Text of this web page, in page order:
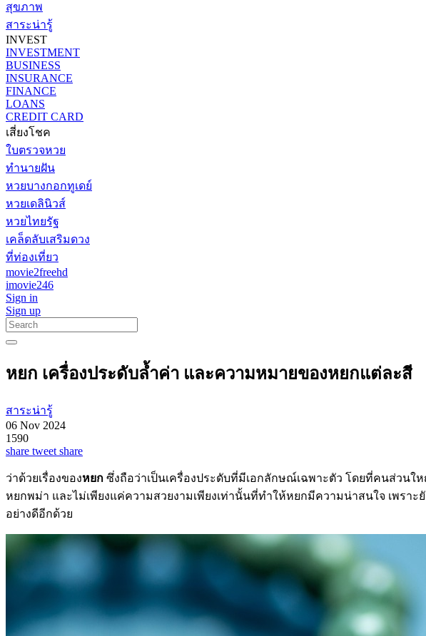
สุขภาพ
สาระน่ารู้
INVEST
INVESTMENT
BUSINESS
INSURANCE
FINANCE
LOANS
CREDIT CARD
เสี่ยงโชค
ใบตรวจหวย
ทำนายฝัน
หวยบางกอกทูเดย์
หวยเดลินิวส์
หวยไทยรัฐ
เคล็ดลับเสริมดวง
ที่ท่องเที่ยว
movie2freehd
imovie246
Sign in
Sign up
หยก เครื่องประดับล้ำค่า และความหมายของหยกแต่ละสี
สาระน่ารู้
06 Nov 2024
1590
share tweet share
ว่าด้วยเรื่องของหยก ซึ่งถือว่าเป็นเครื่องประดับที่มีเอกลักษณ์เฉพาะตัว โดยที่คนส่วนใ
หยกพม่า และไม่เพียงแค่ความสวยงามเพียงเท่านั้นที่ทำให้หยกมีความน่าสนใจ เพร
อย่างดีอีกด้วย